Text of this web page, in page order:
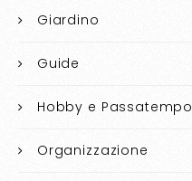
Giardino
Guide
Hobby e Passatempo
Organizzazione